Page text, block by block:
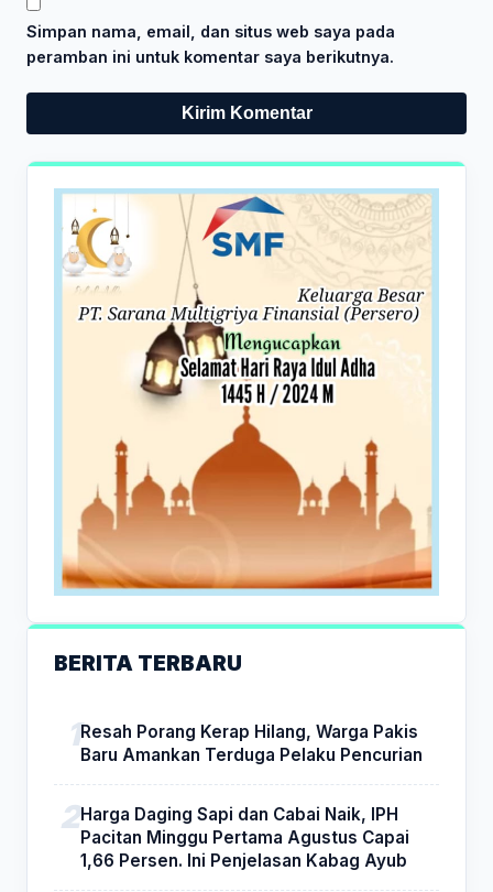
Simpan nama, email, dan situs web saya pada
peramban ini untuk komentar saya berikutnya.
BERITA TERBARU
Resah Porang Kerap Hilang, Warga Pakis
Baru Amankan Terduga Pelaku Pencurian
Harga Daging Sapi dan Cabai Naik, IPH
Pacitan Minggu Pertama Agustus Capai
1,66 Persen. Ini Penjelasan Kabag Ayub